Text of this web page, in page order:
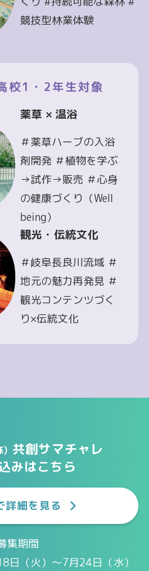
競技型林業体験
校1・2年生対象
薬草 × 温浴
＃薬草ハーブの入浴
剤開発 ＃植物を学ぶ
→試作→販売 ＃心身
の健康づくり（Well
being）
観光・伝統文化
＃岐阜長良川流域 ＃
地元の魅力再発見 ＃
観光コンテンツづく
り×伝統文化
共創サマチャレ
みはこちら
細を見る
集期間
（火）〜7月24日（水）